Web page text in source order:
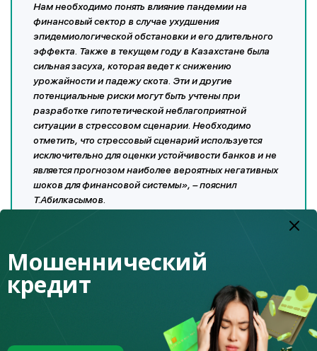
Нам необходимо понять влияние пандемии на
финансовый сектор в случае ухудшения
эпидемиологической обстановки и его длительного
эффекта. Также в текущем году в Казахстане была
сильная засуха, которая ведет к снижению
урожайности и падежу скота. Эти и другие
потенциальные риски могут быть учтены при
разработке гипотетической неблагоприятной
ситуации в стрессовом сценарии. Необходимо
отметить, что стрессовый сценарий используется
исключительно для оценки устойчивости банков и не
является прогнозом наиболее вероятных негативных
шоков для финансовой системы», – пояснил
Т.Абилкасымов.
На вопрос, какие последствия ожидаются для
финансовых институтов в случае не прохождения
стресс-тестирования, спикер ответил, что банкам
следует сделать акцент на развитие внутренних систем
Мошеннический
кредит